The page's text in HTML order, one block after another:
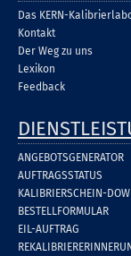
Das KERN-
Kontakt
Der Weg zu uns
Lexikon
Feedback
ANGEBOTSGENERATOR
AUFTRAGSSTATUS
KALIBRIERSCHEIN-
BESTELLFORMULAR
EIL-AUFTRAG